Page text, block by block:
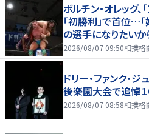
ボルチン・オレッグ
「初勝利」で首位…
の選手になりたいか
2026/08/07 09:50相撲格
ドリー・ファンク・ジ
後楽園大会で追悼１
2026/08/07 08:58相撲格